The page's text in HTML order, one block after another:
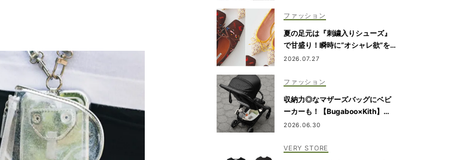
ファッション
夏の足元は『刺繍入りシューズ』
で甘盛り！瞬時に“オシャレ欲”を
満たせる一足は？
2026.07.27
ファッション
収納力◎なマザーズバッグにベビ
ーカーも！【Bugaboo×Kith】が
限定コラボ
2026.06.30
VERY STORE